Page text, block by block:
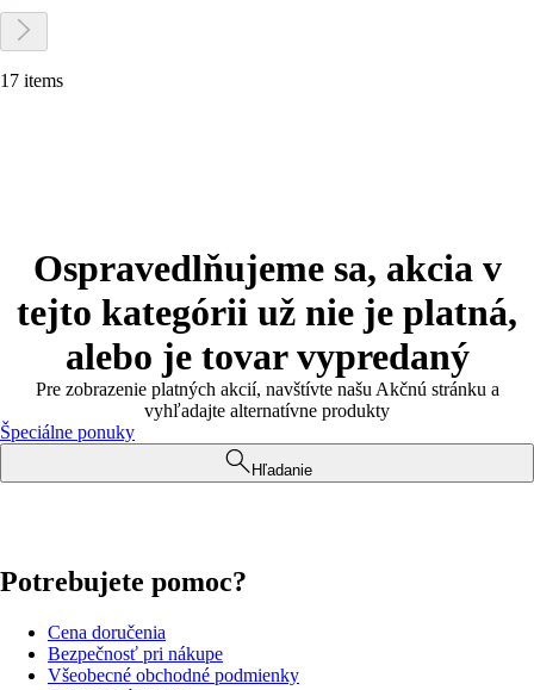
17 items
Ospravedlňujeme sa, akcia v
tejto kategórii už nie je platná,
alebo je tovar vypredaný
Pre zobrazenie platných akcií, navštívte našu Akčnú stránku a
vyhľadajte alternatívne produkty
Špeciálne ponuky
Hľadanie
Potrebujete pomoc?
Cena doručenia
Bezpečnosť pri nákupe
Všeobecné obchodné podmienky